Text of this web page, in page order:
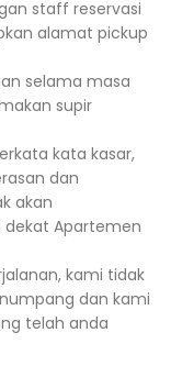
staff reservasi
alamat pickup
selama masa
supir
kata kasar,
dan
akan
dekat Apartemen
kami tidak
dan kami
telah anda